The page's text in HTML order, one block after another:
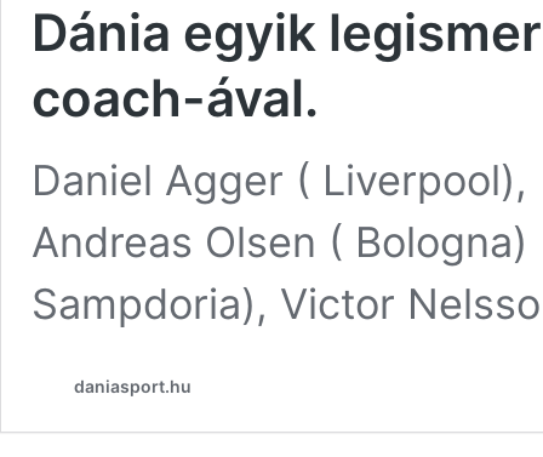
Dánia egyik
coach-ával.
Daniel Agger ( Liverpool),
Andreas Olsen (
Sampdoria), Victor
daniasport.hu